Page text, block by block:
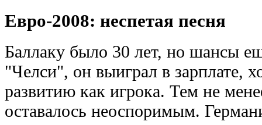
Евро-2008: неспетая песня
Баллаку было 30 лет, но шансы
"Челси", он выиграл в зарплате,
развитию как игрока. Тем не
оставалось неоспоримым.